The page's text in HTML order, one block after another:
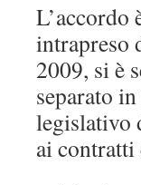
intrapreso
2009, si è
separato
legislativo
ai contratti